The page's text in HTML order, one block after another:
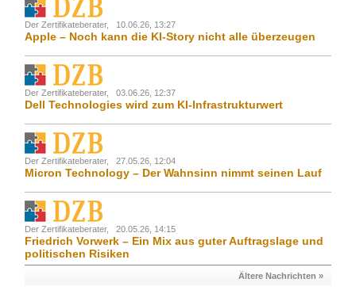
Der Zertifikateberater, 10.06.26, 13:27
Apple – Noch kann die KI-Story nicht alle überzeugen
Der Zertifikateberater, 03.06.26, 12:37
Dell Technologies wird zum KI-Infrastrukturwert
Der Zertifikateberater, 27.05.26, 12:04
Micron Technology – Der Wahnsinn nimmt seinen Lauf
Der Zertifikateberater, 20.05.26, 14:15
Friedrich Vorwerk – Ein Mix aus guter Auftragslage und
politischen Risiken
Ältere Nachrichten »